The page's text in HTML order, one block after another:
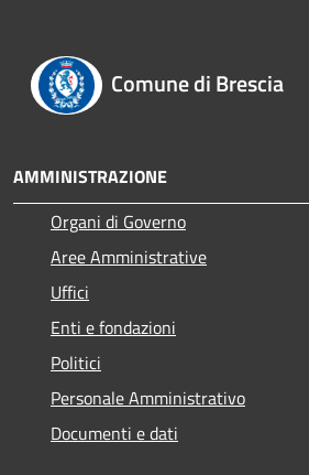
Comune di Brescia
AMMINISTRAZIONE
Organi di Governo
Aree Amministrative
Uffici
Enti e fondazioni
Politici
Personale Amministrativo
Documenti e dati